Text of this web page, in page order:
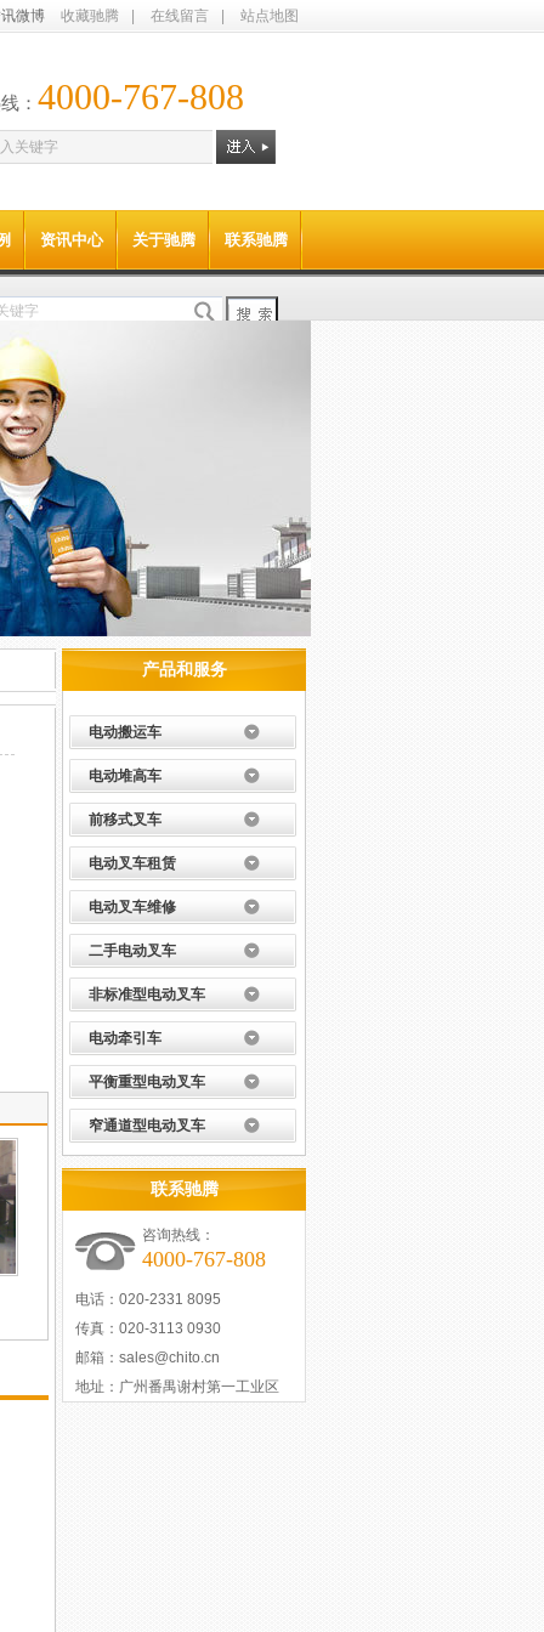
微博 收藏驰腾 在线留言 站点地图
： 4000-767-808
资讯中心 关于驰腾 联系驰腾
产品和服务
电动搬运车
电动堆高车
前移式叉车
电动叉车租赁
电动叉车维修
二手电动叉车
非标准型电动叉车
电动牵引车
平衡重型电动叉车
窄通道型电动叉车
联系驰腾
咨询热线：
4000-767-808
电话：020-2331 8095
传真：020-3113 0930
邮箱： sales@chito.cn
地址：广州番禺谢村第一工业区